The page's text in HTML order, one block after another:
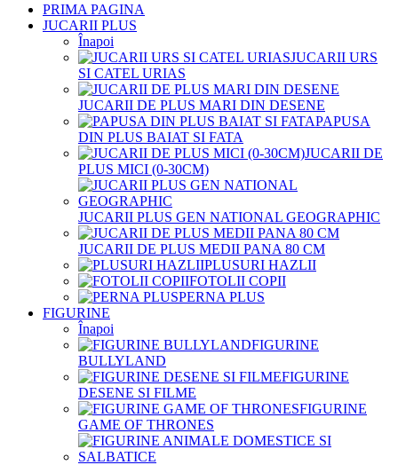
PRIMA PAGINA
JUCARII PLUS
Înapoi
JUCARII URS
SI CATEL URIAS
JUCARII DE PLUS MARI DIN DESENE
PAPUSA
DIN PLUS BAIAT SI FATA
JUCARII DE
PLUS MICI (0-30CM)
JUCARII PLUS GEN NATIONAL GEOGRAPHIC
JUCARII DE PLUS MEDII PANA 80 CM
PLUSURI HAZLII
FOTOLII COPII
PERNA PLUS
FIGURINE
Înapoi
FIGURINE
BULLYLAND
FIGURINE
DESENE SI FILME
FIGURINE
GAME OF THRONES